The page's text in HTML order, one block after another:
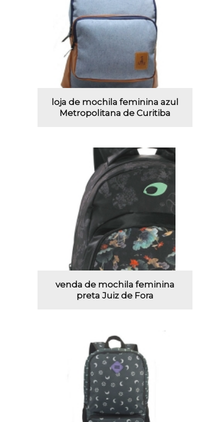
loja de mochila feminina azul
Metropolitana de Curitiba
venda de mochila feminina
preta Juiz de Fora